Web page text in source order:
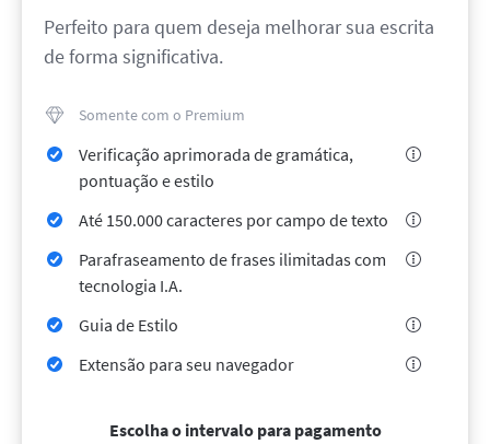
Blog
Privacidade
Termos e Condições
Imprimir
Perfeito para quem deseja melhorar sua escrita
de forma significativa.
Somente com o Premium
Verificação aprimorada de gramática,
pontuação e estilo
Até 150.000 caracteres por campo de texto
Parafraseamento de frases ilimitadas com
tecnologia I.A.
Guia de Estilo
Extensão para seu navegador
Escolha o intervalo para pagamento